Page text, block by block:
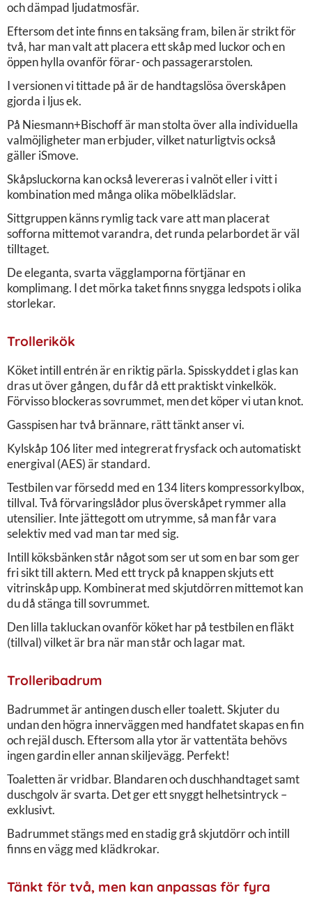
och dämpad ljudatmosfär.
Eftersom det inte finns en taksäng fram, bilen är strikt för
två, har man valt att placera ett skåp med luckor och en
öppen hylla ovanför förar- och passagerarstolen.
I versionen vi tittade på är de handtagslösa överskåpen
gjorda i ljus ek.
På Niesmann+Bischoff är man stolta över alla individuella
valmöjligheter man erbjuder, vilket naturligtvis också
gäller iSmove.
Skåpsluckorna kan också levereras i valnöt eller i vitt i
kombination med många olika möbelklädslar.
Sittgruppen känns rymlig tack vare att man placerat
sofforna mittemot varandra, det runda pelarbordet är väl
tilltaget.
De eleganta, svarta vägglamporna förtjänar en
komplimang. I det mörka taket finns snygga ledspots i olika
storlekar.
Trollerikök
Köket intill entrén är en riktig pärla. Spisskyddet i glas kan
dras ut över gången, du får då ett praktiskt vinkelkök.
Förvisso blockeras sovrummet, men det köper vi utan knot.
Gasspisen har två brännare, rätt tänkt anser vi.
Kylskåp 106 liter med integrerat frysfack och automatiskt
energival (AES) är standard.
Testbilen var försedd med en 134 liters kompressorkylbox,
tillval. Två förvaringslådor plus överskåpet rymmer alla
utensilier. Inte jättegott om utrymme, så man får vara
selektiv med vad man tar med sig.
Intill köksbänken står något som ser ut som en bar som ger
fri sikt till aktern. Med ett tryck på knappen skjuts ett
vitrinskåp upp. Kombinerat med skjutdörren mittemot kan
du då stänga till sovrummet.
Den lilla takluckan ovanför köket har på testbilen en fläkt
(tillval) vilket är bra när man står och lagar mat.
Trolleribadrum
Badrummet är antingen dusch eller toalett. Skjuter du
undan den högra innerväggen med handfatet skapas en fin
och rejäl dusch. Eftersom alla ytor är vattentäta behövs
ingen gardin eller annan skiljevägg. Perfekt!
Toaletten är vridbar. Blandaren och duschhandtaget samt
duschgolv är svarta. Det ger ett snyggt helhetsintryck –
exklusivt.
Badrummet stängs med en stadig grå skjutdörr och intill
finns en vägg med klädkrokar.
Tänkt för två, men kan anpassas för fyra